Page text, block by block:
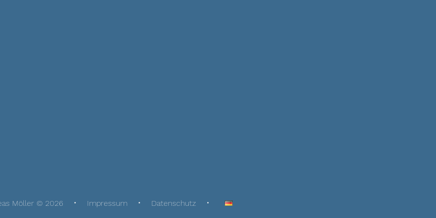
Möller © 2026 Impressum Datenschutz